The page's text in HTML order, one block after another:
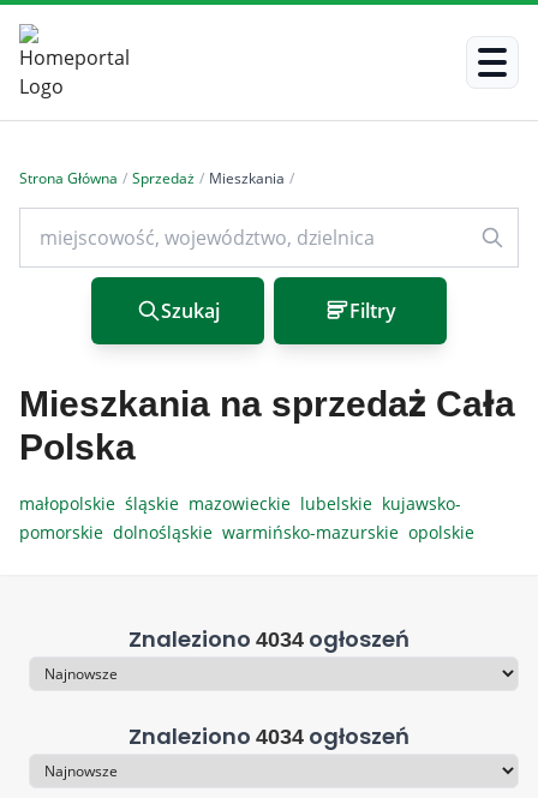
Strona Główna / Sprzedaż / Mieszkania /
Szukaj Filtry
Mieszkania na sprzedaż Cała
Polska
małopolskie śląskie mazowieckie lubelskie kujawsko-
pomorskie dolnośląskie warmińsko-mazurskie opolskie
Znaleziono 4034 ogłoszeń
Sortowanie
Znaleziono 4034 ogłoszeń
Sortowanie